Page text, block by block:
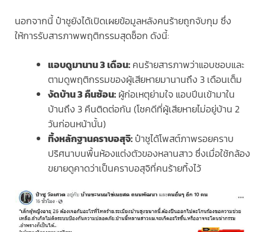
นอกจากนี้ ป๋าชูยังได้เปิดเผยข้อมูลหลังคนร้ายถูกจับกุม ซึ่ง
ให้การรับสารภาพพฤติกรรมสุดช็อก ดังนี้:
แอบดูมานาน 3 เดือน: คนร้ายสารภาพว่าแอบชอบและ
ตามดูพฤติกรรมของผู้เสียหายมานานถึง 3 เดือนเต็ม
งัดบ้าน 3 คืนซ้อน: ผู้ก่อเหตุย่ามใจ แอบปีนเข้ามาใน
บ้านถึง 3 คืนติดต่อกัน (โชคดีที่ผู้เสียหายไม่อยู่บ้าน 2
วันก่อนหน้านั้น)
ทิ้งหลักฐานคราบอสุจิ: ป๋าชูได้โพสต์ภาพรอยคราบ
ปริศนาบนพื้นห้องแต่งตัวของหลานสาว ซึ่งเมื่อใช้กล้อง
ขยายดูคาดว่าเป็นคราบอสุจิที่คนร้ายทิ้งไว้